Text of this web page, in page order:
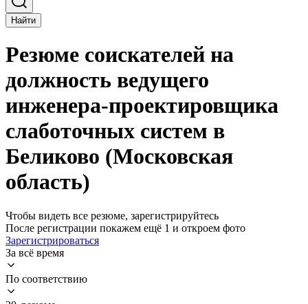
Найти
Резюме соискателей на
должность ведущего
инженера-проектировщика
слаботочных систем в
Беликово (Московская
область)
Чтобы видеть все резюме, зарегистрируйтесь
После регистрации покажем ещё 1 и откроем фото
Зарегистрироваться
За всё время
По соответствию